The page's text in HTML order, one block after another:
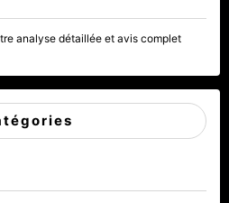
analyse détaillée et avis complet